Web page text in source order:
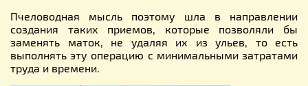
Пчеловодная мысль поэтому шла в направлении
создания таких приемов, которые позволяли бы
заменять маток, не удаляя их из ульев, то есть
выполнять эту операцию с минимальными затратами
труда и времени.